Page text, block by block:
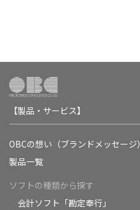
【製品・サービス】
OBCの想い（ブランドメッセージ）
製品一覧
ソフトの種類から探す
会計ソフト「勘定奉行」